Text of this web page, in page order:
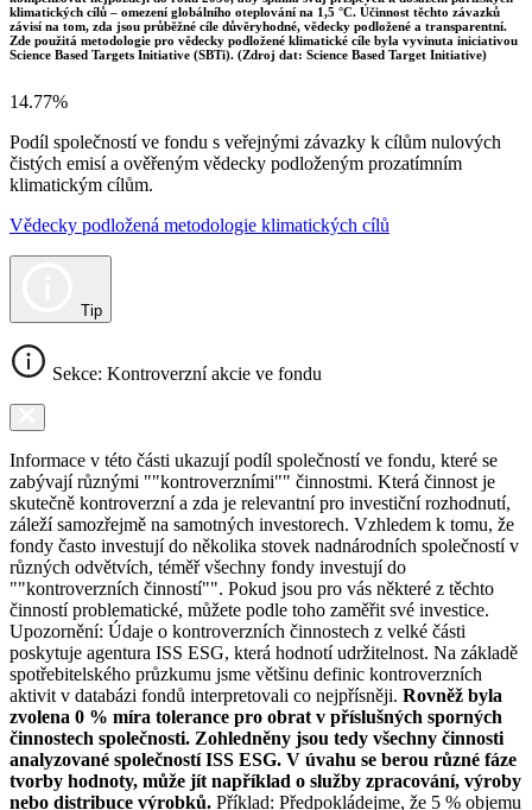
klimatických cílů – omezení globálního oteplování na 1,5 °C. Účinnost těchto závazků
závisí na tom, zda jsou průběžné cíle důvěryhodné, vědecky podložené a transparentní.
Zde použitá metodologie pro vědecky podložené klimatické cíle byla vyvinuta iniciativou
Science Based Targets Initiative (SBTi). (Zdroj dat: Science Based Target Initiative)
14.77%
Podíl společností ve fondu s veřejnými závazky k cílům nulových
čistých emisí a ověřeným vědecky podloženým prozatímním
klimatickým cílům.
Vědecky podložená metodologie klimatických cílů
Tip
Sekce: Kontroverzní akcie ve fondu
Informace v této části ukazují podíl společností ve fondu, které se
zabývají různými ""kontroverzními"" činnostmi. Která činnost je
skutečně kontroverzní a zda je relevantní pro investiční rozhodnutí,
záleží samozřejmě na samotných investorech. Vzhledem k tomu, že
fondy často investují do několika stovek nadnárodních společností v
různých odvětvích, téměř všechny fondy investují do
""kontroverzních činností"". Pokud jsou pro vás některé z těchto
činností problematické, můžete podle toho zaměřit své investice.
Upozornění: Údaje o kontroverzních činnostech z velké části
poskytuje agentura ISS ESG, která hodnotí udržitelnost. Na základě
spotřebitelského průzkumu jsme většinu definic kontroverzních
aktivit v databázi fondů interpretovali co nejpřísněji. Rovněž byla
zvolena 0 % míra tolerance pro obrat v příslušných sporných
činnostech společnosti. Zohledněny jsou tedy všechny činnosti
analyzované společností ISS ESG. V úvahu se berou různé fáze
tvorby hodnoty, může jít například o služby zpracování, výroby
nebo distribuce výrobků. Příklad: Předpokládejme, že 5 % objemu